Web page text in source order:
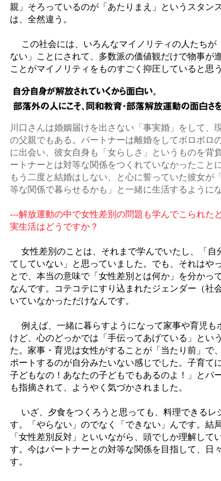
親」そろっているのが「あたりまえ」というスタン
は、全然違う。
この社会には、いろんなマイノリティの人たちが
ない」ことにされて、多数派の価値観だけで物事が
ことがマイノリティをものすごく抑圧していると思
川口さんは婚姻届けを出さない「事実婚」をして、
の父親でもある。パートナーは離婚をしてボロボロ
に出会い、彼女自身も「女らしさ」というものを背
ートナーとは対等な関係をつくれていなかったこと
もう二度と結婚はしない、と心に誓っていた彼女が
等な関係で暮らせるかも」と一緒に生活するように
---解放運動の中で女性差別の問題も学んでこられた
実生活はどうですか？
女性差別のことは、それまで学んでいたし、「自
てしていない」と思っていました。でも、それはや
とで、本当の意味で「女性差別とは何か」を分かっ
なんです。コテコテにすり込まれたジェンダー（社
いていなかっただけなんです。
例えば、一緒に暮らすようになって家事や育児も
けど、心のどっかでは「手伝ってあげている」とい
た。家事・育児は女性がすることが「当たり前」で
ポートするのが自分みたいない感じでした。子育て
子どもなの！あなたの子どもでもあるのよ！」とパ
も指摘されて、ようやく気づかされました。
いざ、夕食をつくろうと思っても、料理できるレ
す。「やらない」のでなく「できない」んです。結
「女性差別反対」といいながら、頭でしか理解して
す。今はパートナーとの対等な関係を目指して、日
す。